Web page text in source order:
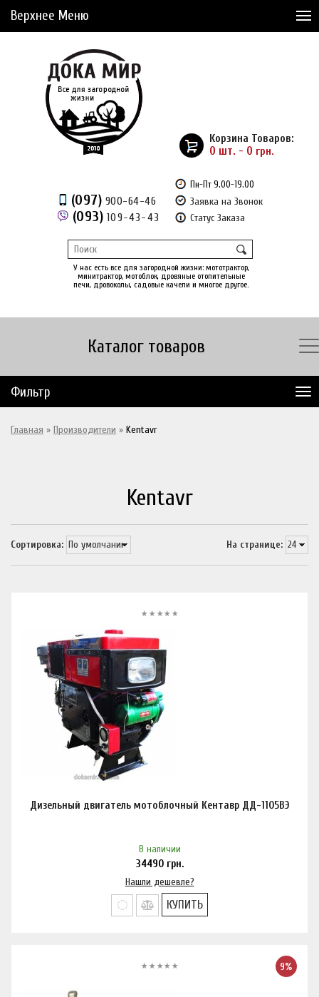
Верхнее Меню
Доставка и Оплата
Рассрочка
Доставка из Америки
Отложенные товары (0)
(097) 900-64-46
(093) 109-43-43
Пн-Пт 9.00-19.00
Заявка на Звонок
Статус Заказа
У нас есть все для загородной жизни: мототрактор,
минитрактор, мотоблок, дровяные отопительные
печи, дровоколы, садовые качели и многое другое.
Корзина Товаров:
0 шт. - 0 грн.
Каталог товаров
Фильтр
Главная » Производители » Kentavr
Kentavr
На странице:
Сортировка:
Дизельный двигатель мотоблочный Кентавр ДД-1105ВЭ
В наличии
34490грн.
Нашли дешевле?
КУПИТЬ
9%